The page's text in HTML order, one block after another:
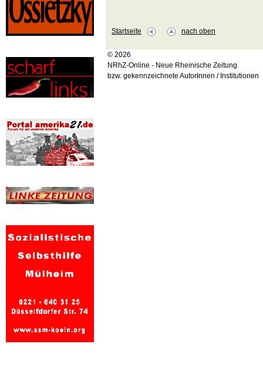
Startseite nach oben
© 2026
NRhZ-Online - Neue Rheinische Zeitung
bzw. gekennzeichnete AutorInnen / Institutionen